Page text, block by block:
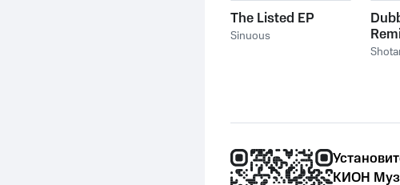
The Listed EP
Sinuous
КИОН